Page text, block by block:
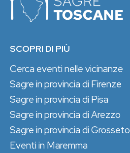
SCOPRI DI PIÙ
Cerca eventi nelle vicinanze
Sagre in provincia di Firenze
Sagre in provincia di Pisa
Sagre in provincia di Arezzo
Sagre in provincia di Grosseto
Eventi in Maremma